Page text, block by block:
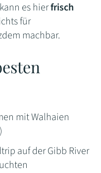
es hierfrisch
für
machbar.
mit Walhaien
auf der Gibb River